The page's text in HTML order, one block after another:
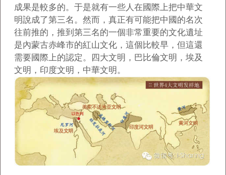
成果是較多的。于是就有一些人在國際上把中華文
明說成了第三名。然而，真正有可能把中國的名次
往前推的，推到第三名的一個非常重要的文化遺址
是內蒙古赤峰市的紅山文化，這個比較早，但這還
需要國際上的認定。四大文明，巴比倫文明，埃及
文明，印度文明，中華文明。